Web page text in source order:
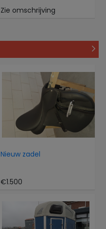
Zie omschrijving
Nieuw zadel
€1.500